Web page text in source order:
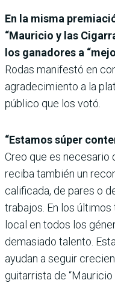
En la misma
“Mauricio y las
los ganadores a
Rodas manifestó en
agradecimiento a la
público que los votó.
“Estamos súper
Creo que es necesario
reciba también un
calificada, de pares o
trabajos. En los
local en todos los
demasiado talento.
ayudan a seguir
guitarrista de “Mauricio